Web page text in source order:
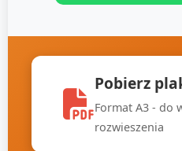
Pobierz
Format A3 - do
rozwieszenia